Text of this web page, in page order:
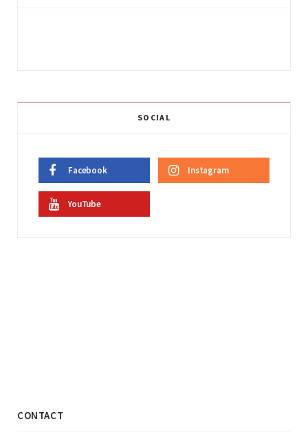
SOCIAL
Facebook Instagram
YouTube
CONTACT